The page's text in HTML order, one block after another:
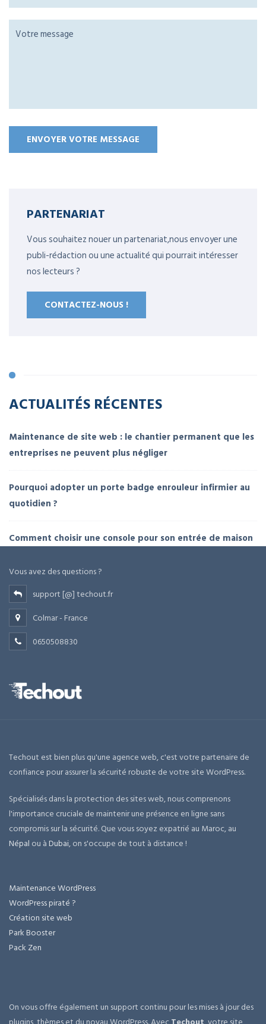
PARTENARIAT
Vous souhaitez nouer un partenariat,nous envoyer une
publi-rédaction ou une actualité qui pourrait intéresser
nos lecteurs ?
CONTACTEZ-NOUS !
ACTUALITÉS RÉCENTES
Maintenance de site web : le chantier permanent que les
entreprises ne peuvent plus négliger
Pourquoi adopter un porte badge enrouleur infirmier au
quotidien ?
Comment choisir une console pour son entrée de maison
Vous avez des questions ?
support [@] techout.fr
Colmar - France
0650508830
Techout est bien plus qu'une agence web, c'est votre partenaire de
confiance pour assurer la sécurité robuste de votre site WordPress.
Spécialisés dans la protection des sites web, nous comprenons
l'importance cruciale de maintenir une présence en ligne sans
compromis sur la sécurité. Que vous soyez expatrié au Maroc, au
Népal ou àDubai, on s'occupe de tout à distance !
Maintenance WordPress
WordPress piraté ?
Création site web
Park Booster
Pack Zen
On vous offre également un support continu pour les mises à jour des